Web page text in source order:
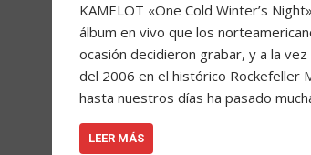
KAMELOT «One Cold Winter’s
álbum en vivo que los
ocasión decidieron grabar, y a la
del 2006 en el histórico Rockefeller
hasta nuestros días ha pasado
LEER MÁS